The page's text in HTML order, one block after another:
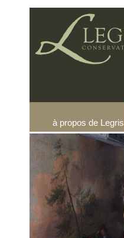
à propos de Legris